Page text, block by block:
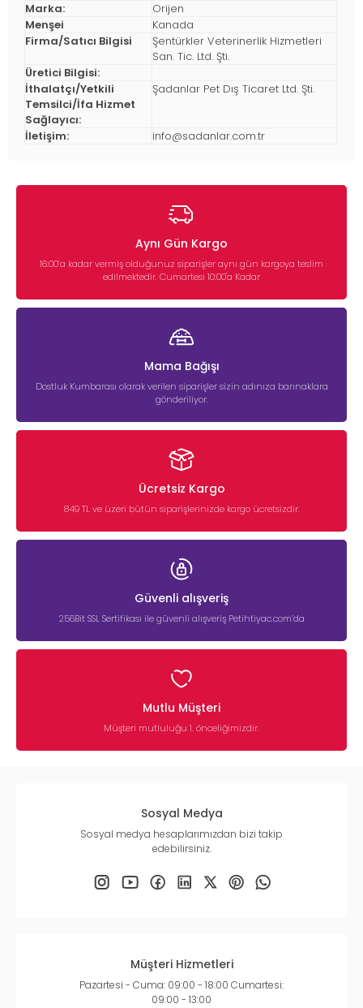
Marka:
Orijen
Menşei
Kanada
Firma/Satıcı Bilgisi
Şentürkler Veterinerlik Hizmetleri
San. Tic. Ltd. Şti.
Üretici Bilgisi:
İthalatçı/Yetkili
Temsilci/İfa Hizmet
Sağlayıcı:
Şadanlar Pet Dış Ticaret Ltd. Şti.
İletişim: info@sadanlar.com.tr
Aynı Gün Kargo
16:00’a kadar vermiş olduğunuz siparişler aynı gün kargoya teslim
edilmektedir. Cumartesi 10:00'a Kadar
Mama Bağışı
Dostluk Kumbarası olarak verilen siparişler sizin adınıza barınaklara
gönderiliyor.
Ücretsiz Kargo
849 TL ve üzeri bütün siparişlerinizde kargo ücretsizdir.
Güvenli alışveriş
256Bit SSL Sertifikası ile güvenli alışveriş Petihtiyac.com’da
Mutlu Müşteri
Müşteri mutluluğu 1. önceliğimizdir.
Sosyal Medya
Sosyal medya hesaplarımızdan bizi takip
edebilirsiniz.
Müşteri Hizmetleri
Pazartesi - Cuma: 09:00 - 18:00 Cumartesi:
09:00 - 13:00